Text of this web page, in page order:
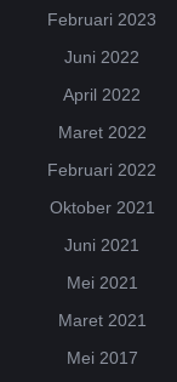
Februari 2023
Juni 2022
April 2022
Maret 2022
Februari 2022
Oktober 2021
Juni 2021
Mei 2021
Maret 2021
Mei 2017